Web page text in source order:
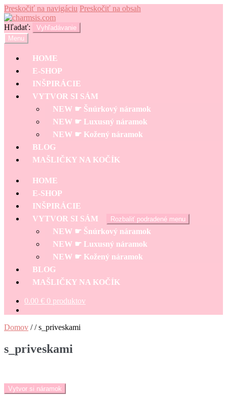
Preskočiť na navigáciu Preskočiť na obsah
Hľadať:
Vyhľadávanie
Menu
HOME
E-SHOP
INŠPIRÁCIE
VYTVOR SI SÁM
NEW ☛ Šnúrkový náramok
NEW ☛ Luxusný náramok
NEW ☛ Kožený náramok
BLOG
MAŠLIČKY NA KOČÍK
HOME
E-SHOP
INŠPIRÁCIE
VYTVOR SI SÁM
Rozbaliť podradené menu
NEW ☛ Šnúrkový náramok
NEW ☛ Luxusný náramok
NEW ☛ Kožený náramok
BLOG
MAŠLIČKY NA KOČÍK
0.00 € 0 produktov
Domov //s_priveskami
s_priveskami
Vytvor si náramok